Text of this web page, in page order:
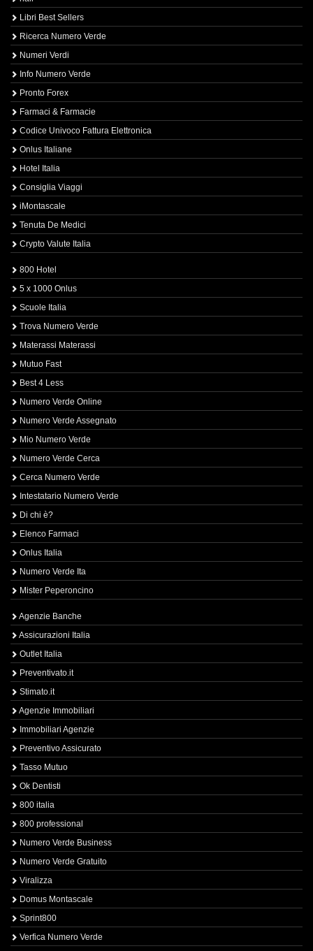
Libri Best Sellers
Ricerca Numero Verde
Numeri Verdi
Info Numero Verde
Pronto Forex
Farmaci & Farmacie
Codice Univoco Fattura Elettronica
Onlus Italiane
Hotel Italia
Consiglia Viaggi
iMontascale
Tenuta De Medici
Crypto Valute Italia
800 Hotel
5 x 1000 Onlus
Scuole Italia
Trova Numero Verde
Materassi Materassi
Mutuo Fast
Best 4 Less
Numero Verde Online
Numero Verde Assegnato
Mio Numero Verde
Numero Verde Cerca
Cerca Numero Verde
Intestatario Numero Verde
Di chi è?
Elenco Farmaci
Onlus Italia
Numero Verde Ita
Mister Peperoncino
Agenzie Banche
Assicurazioni Italia
Outlet Italia
Preventivato.it
Stimato.it
Agenzie Immobiliari
Immobiliari Agenzie
Preventivo Assicurato
Tasso Mutuo
Ok Dentisti
800 italia
800 professional
Numero Verde Business
Numero Verde Gratuito
Viralizza
Domus Montascale
Sprint800
Verfica Numero Verde